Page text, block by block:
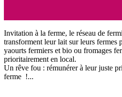
Invitation à la ferme, le réseau de
transforment leur lait sur leurs fermes
yaourts fermiers et bio ou fromages
prioritairement en local.
Un rêve fou : rémunérer à leur juste
ferme !...